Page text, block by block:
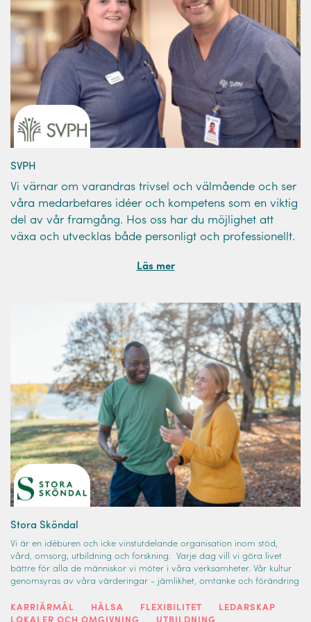
SVPH
Vi värnar om varandras trivsel och välmående och ser
våra medarbetares idéer och kompetens som en viktig
del av vår framgång. Hos oss har du möjlighet att
växa och utvecklas både personligt och professionellt.
Läs mer
Stora Sköndal
Vi är en idéburen och icke vinstutdelande organisation inom stöd,
vård, omsorg, utbildning och forskning. Varje dag vill vi göra livet
bättre för alla de människor vi möter i våra verksamheter. Vår kultur
genomsyras av våra värderingar - jämlikhet, omtanke och förändring
KARRIÄRMÅL HÄLSA FLEXIBILITET
LEDARSKAP